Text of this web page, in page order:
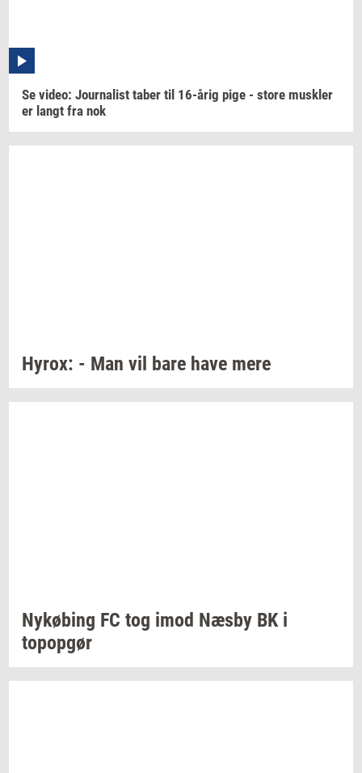
Se video: Jour­na­list taber til 16-årig pige - store mus­k­ler
er langt fra nok
Hyrox: - Man vil bare have mere
Ny­kø­bing FC tog imod Næsby BK i
topop­gør